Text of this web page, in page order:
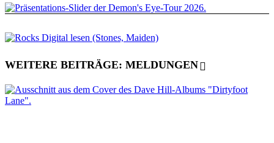
WEITERE BEITRÄGE: MELDUNGEN